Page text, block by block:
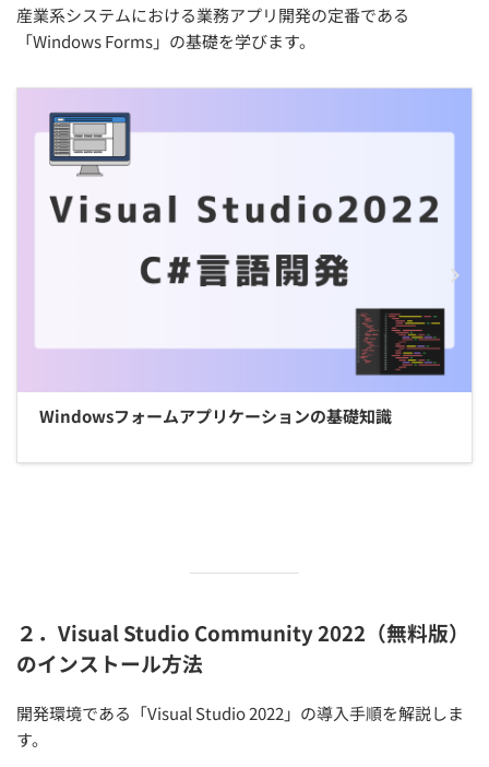
産業系システムにおける業務アプリ開発の定番である
「Windows Forms」の基礎を学びます。
Windowsフォームアプリケーションの基礎知識
２．Visual Studio Community 2022（無料版）
のインストール方法
開発環境である「Visual Studio 2022」の導入手順を解説しま
す。